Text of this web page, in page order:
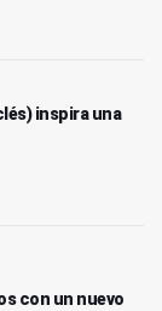
inspira una
con un nuevo